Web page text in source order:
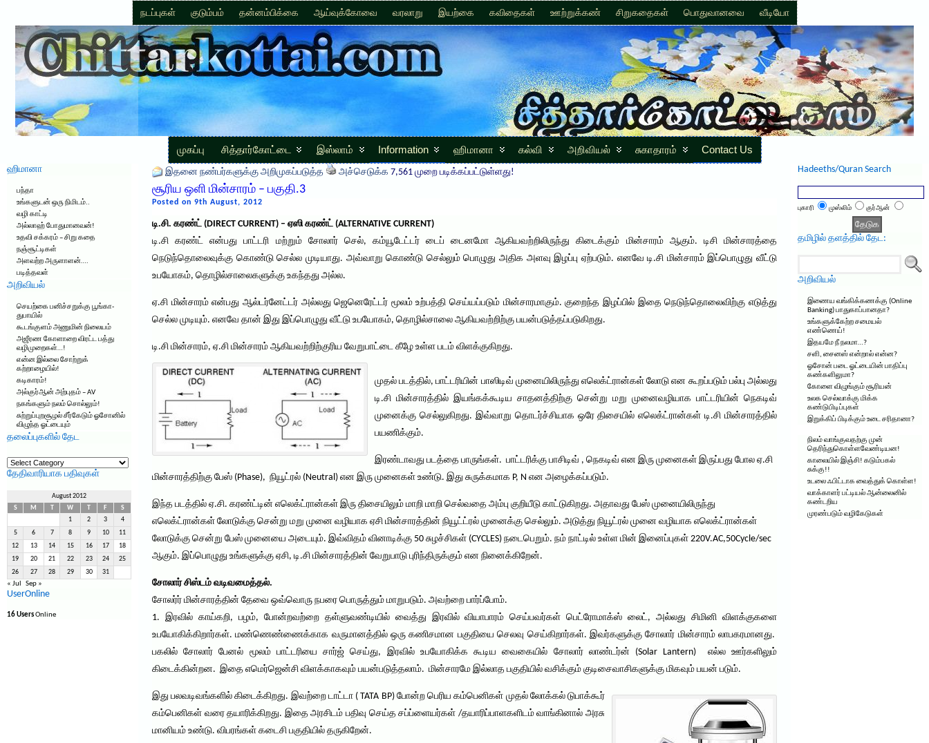
நடப்புகள் குடும்பம் தன்னம்பிக்கை ஆய்வுக்கோவை வரலாறு இயற்கை கவிதைகள் ஊற்றுக்கண் சிறுகதைகள் பொதுவானவை வீடியோ
முகப்பு சித்தார்கோட்டை இஸ்லாம் Information ஹிமானா கல்வி அறிவியல் சுகாதாரம் Contact Us
ஹிமானா
பந்தா
உங்களுடன் ஒரு நிமிடம்..
வழி காட்டி
அல்லாஹ் போதுமானவன்!
உதவி சக்கரம் – சிறு கதை
நஞ்சூட்டிகள்
அளவற்ற அருளாளன்….
படித்தவள்
அறிவியல்
செயற்கை பனிச்சறுக்கு பூங்கா-
துபாயில்
கூடங்குளம் அணுமின் நிலையம்
அஜீரண கோளாறை விரட்ட பத்து
வழிமுறைகள்…!
என்ன இல்லை சோற்றுக்
கற்றாழையில்!
கடிகாரம்!
அல்குர்ஆன் அற்புதம் – AV
நகங்களும் நலம் சொல்லும்!
சுற்றுப்புறசூழல் சீர்கேடும் ஓசோனில்
விழுந்த ஓட்டையும்
தலைப்புகளில் தேட
தலைப்புகளில்
தேட
தேதிவாரியாக பதிவுகள்
August 2012
S
M W F
S
1
2 3 4
5 6 7 8 9 10 11
12 13 14 15 16 17 18
19 20 21 22 23 24 25
26 27 28 29 30 31
« Jul Sep »
UserOnline
16 UsersOnline
இதனை நண்பர்களுக்கு அறிமுகப்படுத்த அச்செடுக்க 7,561 முறை படிக்கப்பட்டுள்ளது!
சூரிய ஒளி மின்சாரம் – பகுதி.3
Posted on 9th August, 2012
டி.சி. கரண்ட் (DIRECT CURRENT) – ஏஸி கரண்ட் (ALTERNATIVE CURRENT)
டி.சி கரண்ட் என்பது பாட்டரி மற்றும் சோலார் செல், கம்யூடேட்டர் டைப் டைனமோ ஆகியவற்றிலிருந்து கிடைக்கும் மின்சாரம் ஆகும். டிசி மின்சாரத்தை
நெடுந்தொலைவுக்கு கொண்டு செல்ல முடியாது. அவ்வாறு கொண்டு செல்லும் பொழுது அதிக அளவு இழப்பு ஏற்படும். எனவே டி.சி மின்சாரம் இப்பொழுது வீட்டு
உபயோகம், தொழில்சாலைகளுக்கு உகந்தது அல்ல.
ஏ.சி மின்சாரம் என்பது ஆல்டர்னேட்டர் அல்லது ஜெனெரேட்டர் மூலம் உற்பத்தி செய்யப்படும் மின்சாரமாகும். குறைந்த இழப்பில் இதை நெடுந்தொலைவிற்கு எடுத்து
செல்ல முடியும். எனவே தான் இது இப்பொழுது வீட்டு உபயோகம், தொழில்சாலை ஆகியவற்றிற்கு பயன்படுத்தப்படுகிறது.
டி.சி மின்சாரம், ஏ.சி மின்சாரம் ஆகியவற்றிற்குரிய வேறுபாட்டை கீழே உள்ள படம் விளக்குகிறது.
முதல் படத்தில், பாட்டரியின் பாஸிடிவ் முனையிலிருந்து எலெக்ட்ரான்கள் லோடு என கூறப்படும் பல்பு அல்லது
டி.சி மின்சாரத்தில் இயங்கக்கூடிய சாதனத்திற்கு சென்று மறு முனைவழியாக பாட்டரியின் நெகடிவ்
முனைக்கு செல்லுகிறது. இவ்வாறு தொடர்ச்சியாக ஒரே திசையில் எலெக்ட்ரான்கள் டி.சி மின்சாரத்தில்
பயணிக்கும்.
இரண்டாவது படத்தை பாருங்கள். பாட்டரிக்கு பாசிடிவ் , நெகடிவ் என இரு முனைகள் இருப்பது போல ஏ.சி
மின்சாரத்திற்கு பேஸ் (Phase), நியூட்ரல் (Neutral) என இரு முனைகள் உண்டு. இது சுருக்கமாக P, N என அழைக்கப்படும்.
இந்த படத்தில் ஏ.சி. கரண்ட்டின் எலெக்ட்ரான்கள் இரு திசையிலும் மாறி மாறி செல்வதை அம்பு குறியீடு காட்டுகிறது. அதாவது பேஸ் முனையிலிருந்து
எலெக்ட்ரான்கள் லோடுக்கு சென்று மறு முனை வழியாக ஏசி மின்சாரத்தின் நியூட்ட்ரல் முனைக்கு செல்லும். அடுத்து நியூட்ரல் முனை வழியாக எலெக்ட்ரான்கள்
லோடுக்கு சென்று பேஸ் முனையை அடையும். இவ்விதம் வினாடிக்கு 50 சுழச்சிகள் (CYCLES) நடைபெறும். நம் நாட்டில் உள்ள மின் இனைப்புகள் 220V.AC,50Cycle/sec
ஆகும். இப்பொழுது உங்களுக்கு ஏசி, டி.சி மின்சாரத்தின் வேறுபாடு புரிந்திருக்கும் என நினைக்கிறேன்.
சோலார் சிஸ்டம் வடிவமைத்தல்.
சோலர்ர் மின்சாரத்தின் தேவை ஒவ்வொரு நபரை பொருத்தும் மாறுபடும். அவற்றை பார்ப்போம்.
1. இரவில் காய்கறி, பழம், போன்றவற்றை தள்ளுவண்டியில் வைத்து இரவில் வியாபாரம் செய்பவர்கள் பெட்ரோமாக்ஸ் லைட், அல்லது சிமினி விளக்குகளை
உபயோகிக்கிறார்கள். மண்ணெண்ணைக்காக வருமானத்தில் ஒரு கணிசமான பகுதியை செலவு செய்கிறார்கள். இவர்களுக்கு சோலார் மின்சாரம் லாபகரமானது.
பகலில் சோலார் பேனல் மூலம் பாட்டரியை சார்ஜ் செய்து, இரவில் உபயோகிக்க கூடிய வைகையில் சோலார் லாண்டர்ன் (Solar Lantern) எல்ல ஊர்களிலும்
கிடைக்கின்றன. இதை எமெர்ஜென்சி விளக்காகவும் பயன்படுத்தலாம். மின்சாரமே இல்லாத பகுதியில் வசிக்கும் குடிசைவாசிகளுக்கு மிகவும் பயன் படும்.
இது பலவடிவங்களில் கிடைக்கிறது. இவற்றை டாட்டா ( TATA BP) போன்ற பெரிய கம்பெனிகள் முதல் லோக்கல் டுபாக்கூர்
கம்பெனிகள் வரை தயாரிக்கிறது. இதை அரசிடம் பதிவு செய்த சப்ப்ளையர்கள் /தயாரிப்பாளகளிடம் வாங்கினால் அரசு
மானியம் உண்டு. விபரங்கள் கடைசி பகுதியில் தருகிறேன்.
Hadeeths/Quran Search
புகாரி முஸ்லிம் குர்ஆன்
தமிழில் தளத்தில் தேட:
அறிவியல்
இணைய வங்கிக்கணக்கு (Online
Banking) பாதுகாப்பானதா?
உங்களுக்கேற்ற சமையல்
எண்ணெய்!
இதயமே நீ நலமா…?
சளி, சைனஸ் என்றால் என்ன?
ஓசோன் படை ஓட்டையின் பாதிப்பு
கண்களிலுமா?
கோளை விழுங்கும் சூரியன்
உலக செல்வாக்கு மிக்க
கண்டுபிடிப்புகள்
இறுக்கிப் பிடிக்கும் உடை சரிதானா?
நிலம் வாங்குவதற்கு முன்
தெரிந்துகொள்ளவேண்டியன!
காலையில் இஞ்சி! கடும்பகல்
சுக்கு!!
உடலை ஃபிட்டாக வைத்துக் கொள்ள!
வாக்காளர் பட்டியல் ஆன்லைனில்
கண்டறிய
முரண்படும் வழிகேடுகள்